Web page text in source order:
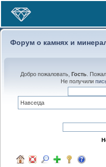
Форум о камнях и
Добро пожаловать, Гость.
Не получили